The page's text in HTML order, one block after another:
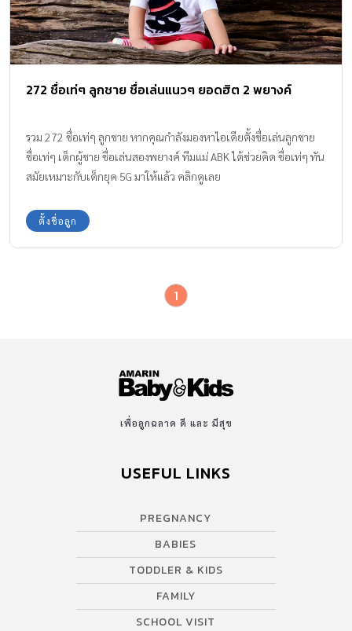
272 ชื่อเท่ๆ ลูกชาย ชื่อเล่นแนวๆ ยอดฮิต 2 พยางค์
รวม 272 ชื่อเท่ๆ ลูกชาย หากคุณกำลังมองหาไอเดียตั้งชื่อเล่นลูกชาย
ชื่อเท่ๆ เด็กผู้ชาย ชื่อเล่นสองพยางค์ ทีมแม่ ABK ได้ช่วยคิด ชื่อเท่ๆ ทัน
สมัยเหมาะกับเด็กยุค 5G มาให้แล้ว คลิกดูเลย
ตั้งชื่อลูก
1
เพื่อลูกฉลาด ดี และ มีสุข
USEFUL LINKS
PREGNANCY
BABIES
TODDLER & KIDS
FAMILY
SCHOOL VISIT